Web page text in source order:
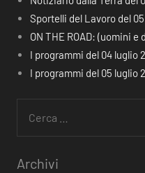
Sportelli del Lavoro del
ON THE ROAD: (uomini
I programmi del 04 luglio
I programmi del 05 luglio
per:
Archivi